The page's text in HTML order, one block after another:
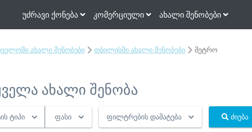
უძრავი ქონება კომერციული ახალი შენობები
ახალი შენობები თბილისში ახალი შენობები
მეტრო
ახალი შენობა
ტიპი ფასი ფილტრების დამატება ძიება